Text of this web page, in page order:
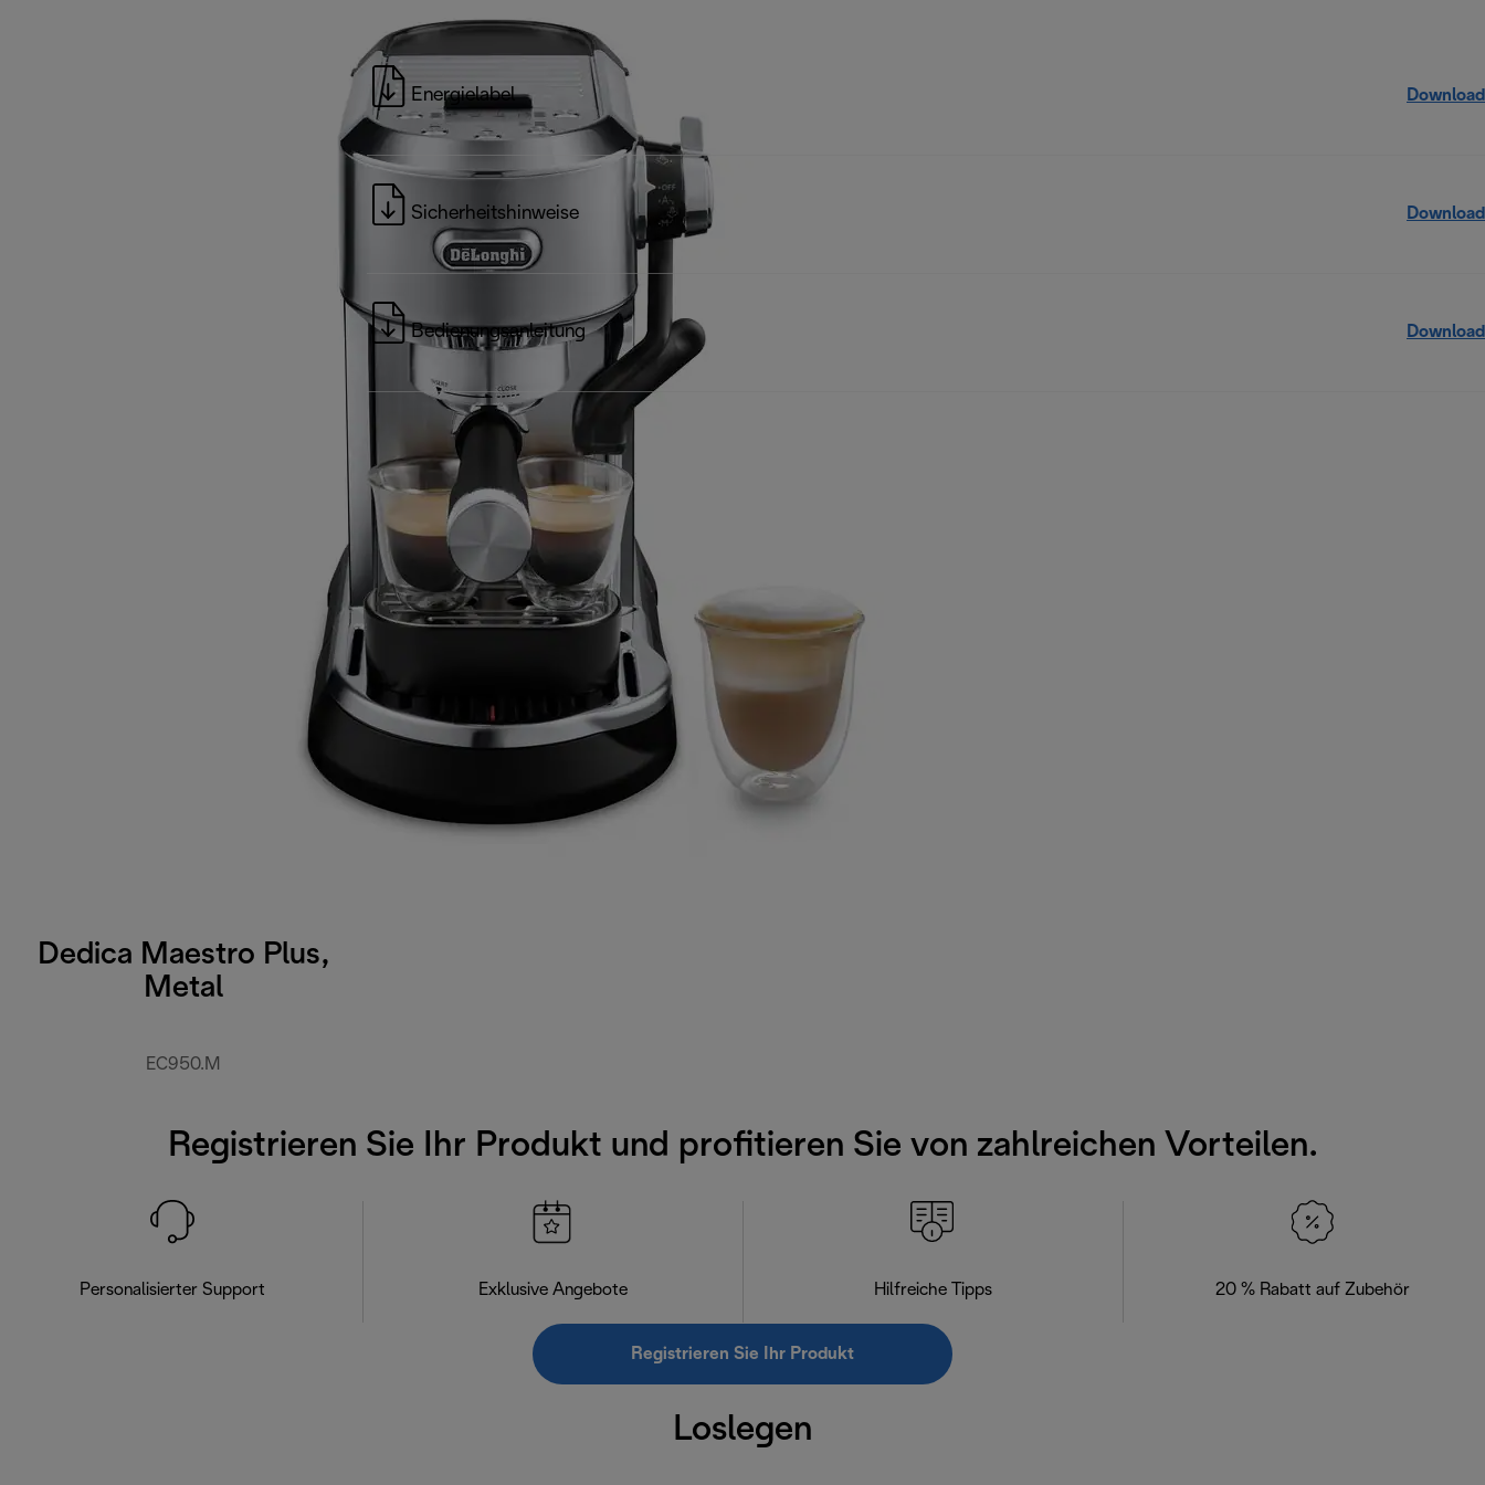
Dedica Maestro Plus,
Metal
EC950.M
Energielabel Download
Sicherheitshinweise Download
Bedienungsanleitung Download
Registrieren Sie Ihr Produkt und profitieren Sie von zahlreichen Vorteilen.
Personalisierter Support Exklusive Angebote Hilfreiche Tipps 20 % Rabatt auf Zubehör
Registrieren Sie Ihr Produkt
Loslegen